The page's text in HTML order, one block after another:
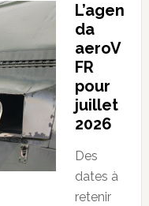
L’agen
da
aeroV
FR
pour
juillet
2026
Des
dates à
retenir